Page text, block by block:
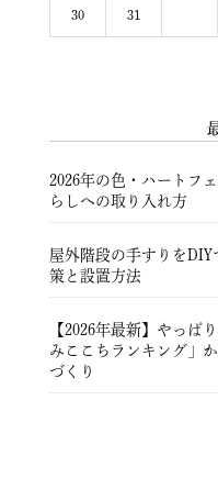
30 31
2026年の色・ハートフ
らしへの取り入れ方
屋外階段の手すりを
策と設置方法
【2026年最新】やっぱ
みここちランキング」
づくり